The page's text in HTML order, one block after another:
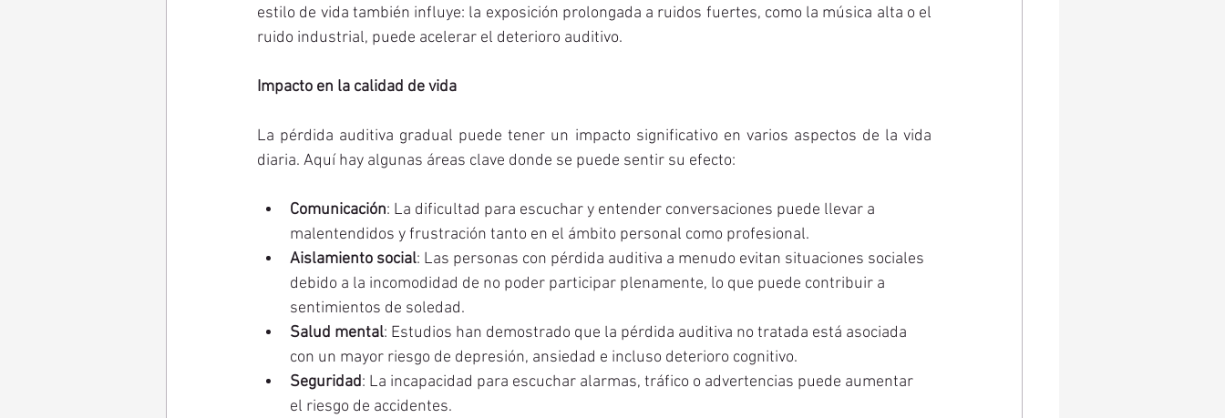
estilo de vida también influye: la exposición prolongada a ruidos fuertes, como la música alta o el
ruido industrial, puede acelerar el deterioro auditivo.
Impacto en la calidad de vida
La pérdida auditiva gradual puede tener un impacto significativo en varios aspectos de la vida
diaria. Aquí hay algunas áreas clave donde se puede sentir su efecto:
Comunicación: La dificultad para escuchar y entender conversaciones puede llevar a
malentendidos y frustración tanto en el ámbito personal como profesional.
Aislamiento social: Las personas con pérdida auditiva a menudo evitan situaciones sociales
debido a la incomodidad de no poder participar plenamente, lo que puede contribuir a
sentimientos de soledad.
Salud mental: Estudios han demostrado que la pérdida auditiva no tratada está asociada
con un mayor riesgo de depresión, ansiedad e incluso deterioro cognitivo.
Seguridad: La incapacidad para escuchar alarmas, tráfico o advertencias puede aumentar
el riesgo de accidentes.